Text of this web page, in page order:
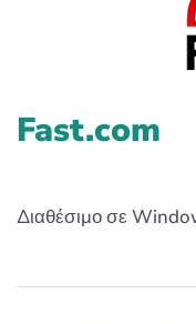
Fast.com
Διαθέσιμο σε